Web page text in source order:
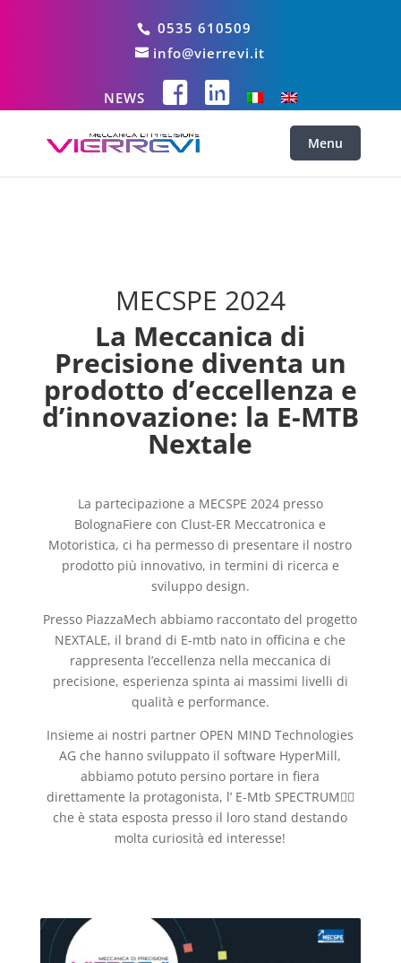
0535 610509
info@vierrevi.it
NEWS
MECSPE 2024
La Meccanica di
Precisione diventa un
prodotto d’eccellenza e
d’innovazione: la E-MTB
Nextale
La partecipazione a MECSPE 2024 presso
BolognaFierecon Clust-ER Meccatronica e
Motoristica, ci ha permesso di presentare il nostro
prodotto più innovativo, in termini di ricerca e
sviluppo design.
Presso PiazzaMech abbiamo raccontato del progetto
NEXTALE, il brand di E-mtb nato in officina e che
rappresenta l’eccellenza nella meccanica di
precisione, esperienza spinta ai massimi livelli di
qualità e performance.
Insieme ai nostri partner OPEN MIND Technologies
AG che hanno sviluppato il software HyperMill,
abbiamo potuto persino portare in fiera
direttamente la protagonista, l’ E-Mtb SPECTRUM🚴‍♂️
che è stata esposta presso il loro stand destando
molta curiosità ed interesse!